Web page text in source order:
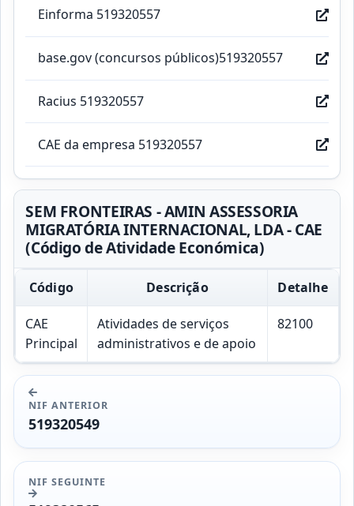
Einforma 519320557
base.gov (concursos públicos)519320557
Racius 519320557
CAE da empresa 519320557
SEM FRONTEIRAS - AMIN ASSESSORIA
MIGRATÓRIA INTERNACIONAL, LDA - CAE
(Código de Atividade Económica)
Código Descrição Detalhe
CAE
Principal
Atividades de serviços
administrativos e de apoio
82100
NIF ANTERIOR
519320549
NIF SEGUINTE